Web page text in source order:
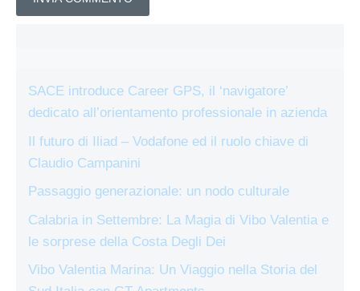
SACE introduce Career GPS, il ‘navigatore’
dedicato all’orientamento professionale in azienda
Il futuro di Iliad – Vodafone ed il ruolo chiave di
Claudio Campanini
Passaggio generazionale: un nodo culturale
Calabria in Settembre: La Magia di Vibo Valentia e
le sorprese della Costa Degli Dei
Vibo Valentia Marina: Un Viaggio nella Storia del